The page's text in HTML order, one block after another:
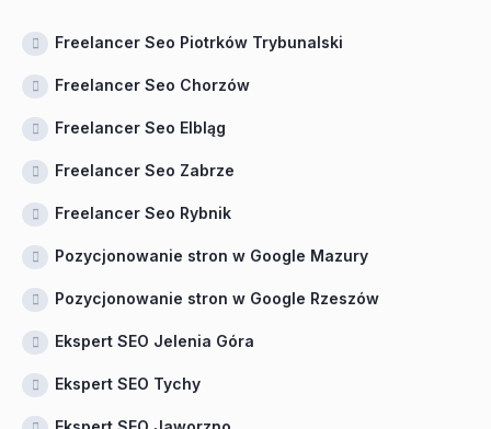
Freelancer Seo Piotrków Trybunalski
Freelancer Seo Chorzów
Freelancer Seo Elbląg
Freelancer Seo Zabrze
Freelancer Seo Rybnik
Pozycjonowanie stron w Google Mazury
Pozycjonowanie stron w Google Rzeszów
Ekspert SEO Jelenia Góra
Ekspert SEO Tychy